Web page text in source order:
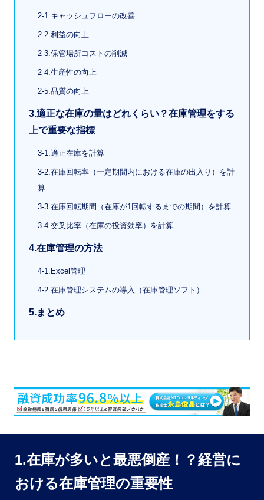
2-1.キャッシュフローの改善
2-2.利益の向上
2-3.保管場所コストの削減
2-4.生産性の向上
2-5.品質の向上
3.適正な在庫の量はどれくらい？在庫管理をする
上で重要な指標
3-1.適正在庫を計算
3-2.在庫回転率（一定期間内における在庫の出入り）を計
算
3-3.在庫回転期間（在庫が1回転するまでの期間）を計算
3-4.交叉比率（在庫の投資効率）を計算
4.在庫管理の方法
4-1.Excel管理
4-2.在庫管理システムの導入（在庫管理ソフト）
5.まとめ
1.在庫が多いと最悪倒産！？経営に
おける在庫管理の重要性